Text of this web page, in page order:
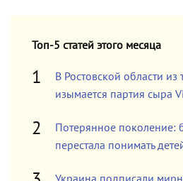
Топ-5 статей этого месяца
В Ростовской области из
изымается партия сыра
Потерянное поколение:
перестала понимать